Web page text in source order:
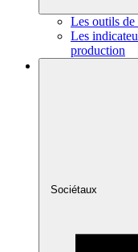
Les outils de
Les
production
Sociétaux